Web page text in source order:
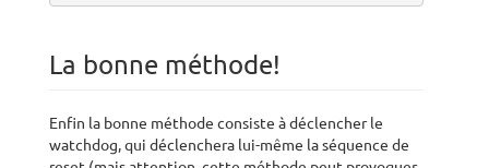
La bonne méthode!
Enfin la bonne méthode consiste à déclencher le
watchdog, qui déclenchera lui-même la séquence de